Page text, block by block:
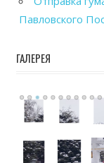
Павловского
ГАЛЕРЕЯ